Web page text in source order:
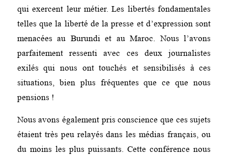
qui exercent leur métier. Les libertés fondamentales
telles que la liberté de la presse et d’expression sont
menacées au Burundi et au Maroc. Nous l’avons
parfaitement ressenti avec ces deux journalistes
exilés qui nous ont touchés et sensibilisés à ces
situations, bien plus fréquentes que ce que nous
pensions !
Nous avons également pris conscience que ces sujets
étaient très peu relayés dans les médias français, ou
du moins les plus puissants. Cette conférence nous